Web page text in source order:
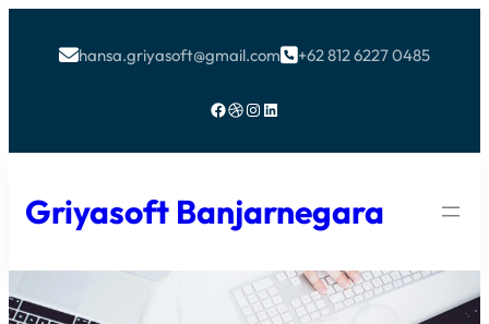
hansa.griyasoft@gmail.com+62 812 6227 0485
Facebook Dribbble Instagram LinkedIn
Griyasoft Banjarnegara